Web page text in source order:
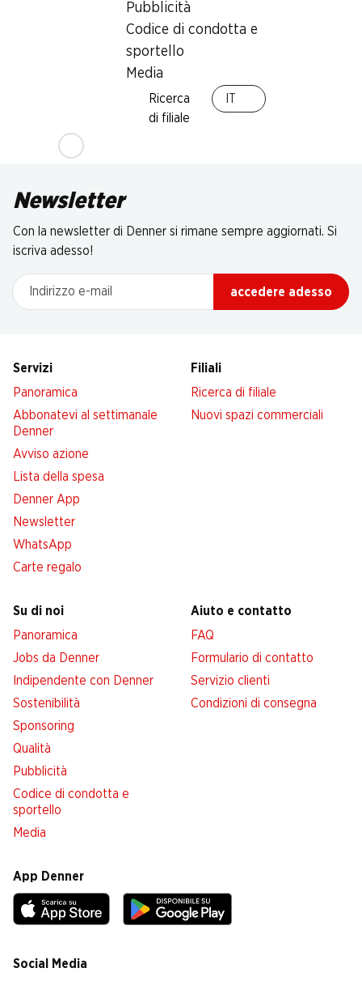
Pubblicità
Codice di condotta e
sportello
Media
Ricerca
di filiale
Newsletter
Con la newsletter di Denner si rimane sempre aggiornati. Si
iscriva adesso!
Indirizzo e-mail
accedere adesso
Servizi
Panoramica
Abbonatevi al settimanale
Denner
Avviso azione
Lista della spesa
Denner App
Newsletter
WhatsApp
Carte regalo
Filiali
Ricerca di filiale
Nuovi spazi commerciali
Su di noi
Panoramica
Jobs da Denner
Indipendente con Denner
Sostenibilità
Sponsoring
Qualità
Pubblicità
Codice di condotta e
sportello
Media
Aiuto e contatto
FAQ
Formulario di contatto
Servizio clienti
Condizioni di consegna
App Denner
Social Media